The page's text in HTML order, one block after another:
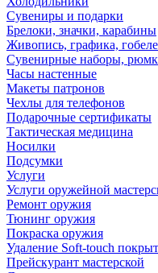
Сувениры и подарки
Брелоки, значки, карабины
Живопись, графика,
Сувенирные наборы,
Часы настенные
Макеты патронов
Чехлы для телефонов
Подарочные сертификаты
Тактическая медицина
Носилки
Подсумки
Услуги
Услуги оружейной
Ремонт оружия
Тюнинг оружия
Покраска оружия
Удаление Soft-touch
Прейскурант мастерской